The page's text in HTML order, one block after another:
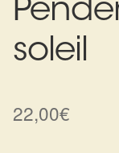
Harmonisation
Soin beauté
soleil
22,00€